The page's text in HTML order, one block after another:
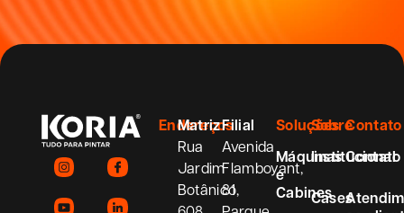
Endereços
Matriz
Rua
Jardim
Botânico,
Filial
Avenida
Flamboyant,
81
Soluções
Máquinas
e
Cabines
Sobre
Institucional
Cases
Contato
Contato